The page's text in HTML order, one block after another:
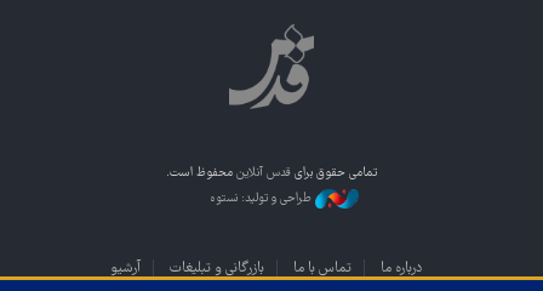
تمامی حقوق برای قدس آنلاین محفوظ است.
طراحی و تولید: نستوه
درباره ما تماس با ما بازرگانی و تبلیغات آرشیو